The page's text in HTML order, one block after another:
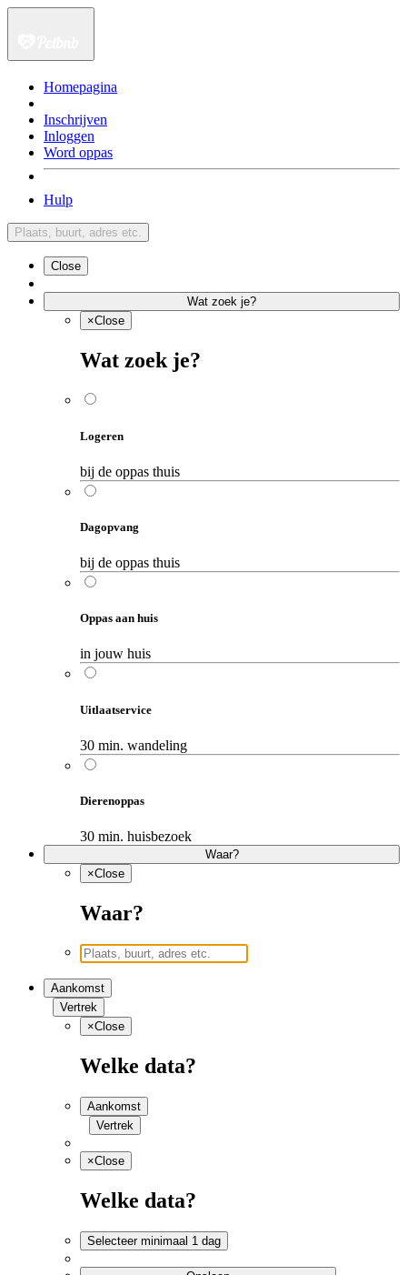
Homepagina
Inschrijven
Inloggen
Word oppas
Hulp
Plaats, buurt, adres etc.
Close
Wat zoek je?
×Close
Wat zoek je?
Logeren
bij de oppas thuis
Dagopvang
bij de oppas thuis
Oppas aan huis
in jouw huis
Uitlaatservice
30 min. wandeling
Dierenoppas
30 min. huisbezoek
Waar?
×Close
Waar?
Aankomst
Vertrek
×Close
Welke data?
Aankomst
Vertrek
×Close
Welke data?
Selecteer minimaal 1 dag